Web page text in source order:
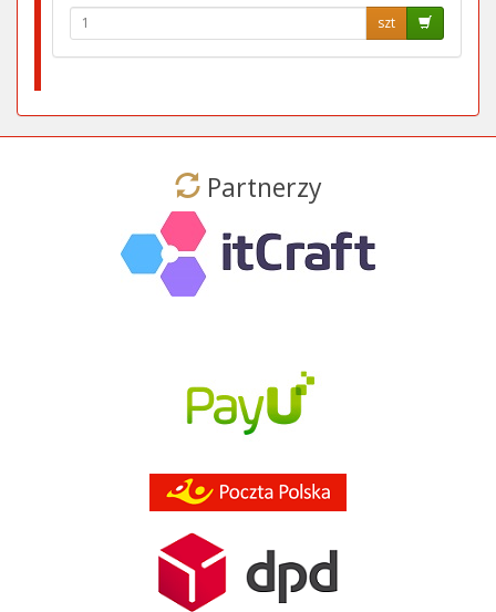
szt
Partnerzy